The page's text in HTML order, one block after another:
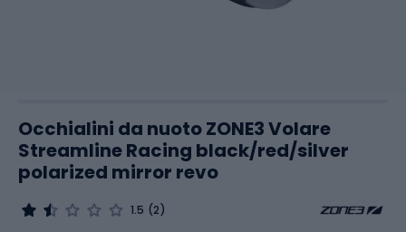
Occhialini da nuoto ZONE3 Volare
Streamline Racing black/red/silver
polarized mirror revo
1.5 (2)